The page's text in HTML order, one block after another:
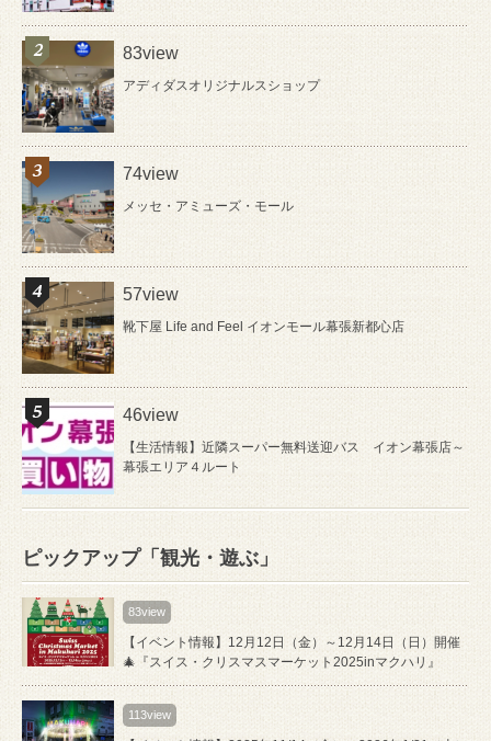
83view
アディダスオリジナルスショップ
74view
メッセ・アミューズ・モール
57view
靴下屋 Life and Feel イオンモール幕張新都心店
46view
【生活情報】近隣スーパー無料送迎バス イオン幕張店～
幕張エリア４ルート
ピックアップ「観光・遊ぶ」
83view
【イベント情報】12月12日（金）～12月14日（日）開催
🎄『スイス・クリスマスマーケット2025inマクハリ』
113view